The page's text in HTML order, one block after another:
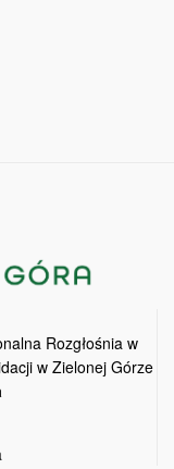
Rozgłośnia w
w Zielonej Górze